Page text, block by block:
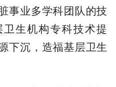
事业多学科团队的技
生机构专科技术提
下沉，造福基层卫生